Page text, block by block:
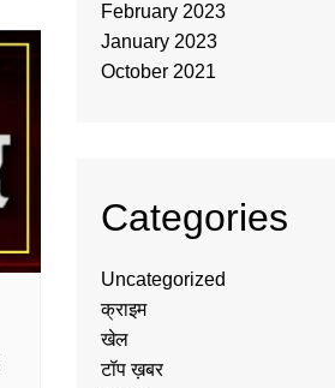
February 2023
January 2023
October 2021
Categories
Uncategorized
क्राइम
खेल
टॉप ख़बर